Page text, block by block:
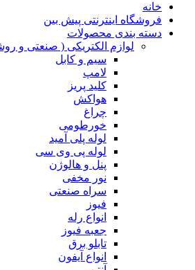
خانه
فروشگاه اینترنتی پیش بین
دسته بندی محصولات
لوازم الکتریکی ( صنعتی و
سیم و کابل
لامپ
کلید پریز
هواکش
چراغ
خورطومی
لوله پلی آمید
لوله پی وی سی
پنل و هالوژن
نور مخفی
سراه صنعتی
فیوز
انواع رله
جعبه فیوز
تابلو برق
انواع آیفون